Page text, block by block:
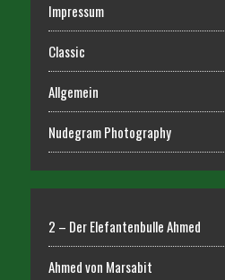
Impressum
Classic
Allgemein
Nudegram Photography
2 – Der Elefantenbulle Ahmed
Ahmed von Marsabit